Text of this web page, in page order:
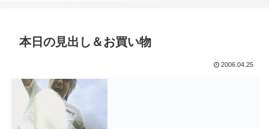
本日の見出し＆お買い物
2006.04.25